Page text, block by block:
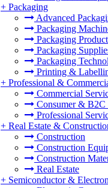
+ Packaging
Advanced
Packaging
Packaging
Packaging
Packaging
Printing &
+ Professional &
Commercial
Consumer & B2C
Professional
+ Real Estate &
Construction
Construction
Construction
Real Estate
+ Semiconductor &